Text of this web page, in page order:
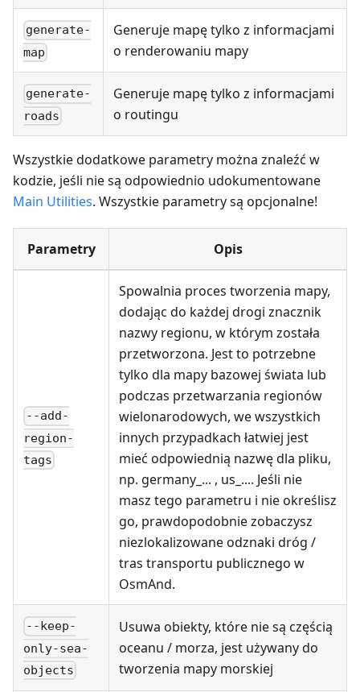
generate-
map
Generuje mapę tylko z informacjami
o renderowaniu mapy
generate-
roads
Generuje mapę tylko z informacjami
o routingu
Wszystkie dodatkowe parametry można znaleźć w
kodzie, jeśli nie są odpowiednio udokumentowane
Main Utilities. Wszystkie parametry są opcjonalne!
Parametry Opis
--add-
region-
tags
Spowalnia proces tworzenia mapy,
dodając do każdej drogi znacznik
nazwy regionu, w którym została
przetworzona. Jest to potrzebne
tylko dla mapy bazowej świata lub
podczas przetwarzania regionów
wielonarodowych, we wszystkich
innych przypadkach łatwiej jest
mieć odpowiednią nazwę dla pliku,
np. germany_... , us_.... Jeśli nie
masz tego parametru i nie określisz
go, prawdopodobnie zobaczysz
niezlokalizowane odznaki dróg /
tras transportu publicznego w
OsmAnd.
--keep-
only-sea-
objects
Usuwa obiekty, które nie są częścią
oceanu / morza, jest używany do
tworzenia mapy morskiej